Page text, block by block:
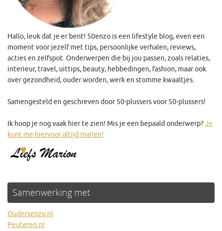
Hallo, leuk dat je er bent! 50enzo is een lifestyle blog, even een
moment voor jezelf met tips, persoonlijke verhalen, reviews,
acties en zelfspot. Onderwerpen die bij jou passen, zoals relaties,
interieur, travel, uittips, beauty, hebbedingen, fashion, maar ook
over gezondheid, ouder worden, werk en stomme kwaaltjes.
Samengesteld en geschreven door 50-plussers voor 50-plussers!
Ik hoop je nog vaak hier te zien! Mis je een bepaald onderwerp?Je
kunt me hiervoor altijd mailen!
Samenwerking met
Oudersenzo.nl
Peuteren.nl